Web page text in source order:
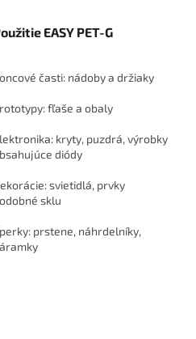
EASY PET-G
časti: nádoby a držiaky
fľaše a obaly
kryty, puzdrá, výrobky
diódy
svietidlá, prvky
sklu
prstene, náhrdelníky,